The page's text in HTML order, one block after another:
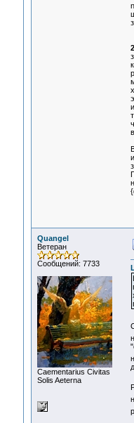
Quangel
Ветеран
Сообщений: 7733
Сaementarius Civitas
Solis Aeterna